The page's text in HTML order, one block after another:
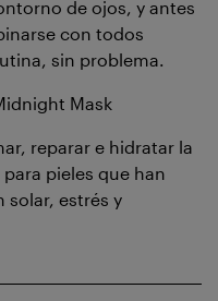
de ojos, y antes
con todos
sin problema.
Mask
reparar e hidratar la
pieles que han
solar, estrés y